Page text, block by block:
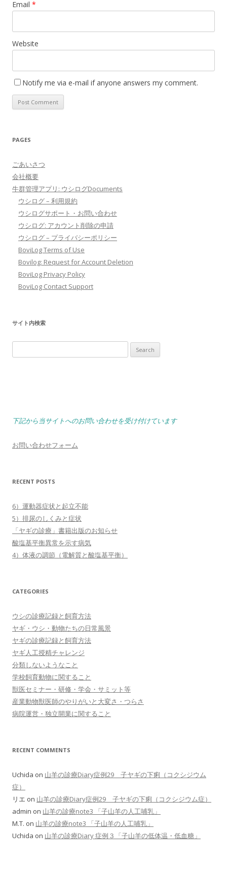
Email *
Website
Notify me via e-mail if anyone answers my comment.
PAGES
ごあいさつ
会社概要
牛群管理アプリ: ウシログDocuments
ウシログ – 利用規約
ウシログサポート・お問い合わせ
ウシログ: アカウント削除の申請
ウシログ – プライバシーポリシー
BoviLog Terms of Use
Bovilog: Request for Account Deletion
BoviLog Privacy Policy
BoviLog Contact Support
サイト内検索
for:
下記から当サイトへのお問い合わせを受け付けています
お問い合わせフォーム
RECENT POSTS
6）運動器症状と起立不能
5）排尿のしくみと症状
「ヤギの診療」書籍出版のお知らせ
酸塩基平衡異常を示す病気
4）体液の調節（電解質と酸塩基平衡）
CATEGORIES
ウシの診療記録と飼育方法
ヤギ・ウシ・動物たちの日常風景
ヤギの診療記録と飼育方法
ヤギ人工授精チャレンジ
分類しないようなこと
学校飼育動物に関すること
獣医セミナー・研修・学会・サミット等
産業動物獣医師のやりがいと大変さ・つらさ
病院運営・独立開業に関すること
RECENT COMMENTS
Uchida on 山羊の診療Diary症例29 子ヤギの下痢（コクシジウム
症）
リエ on 山羊の診療Diary症例29 子ヤギの下痢（コクシジウム症）
admin on 山羊の診療note3 「子山羊の人工哺乳」
M.T. on 山羊の診療note3 「子山羊の人工哺乳」
Uchida on 山羊の診療Diary 症例３「子山羊の低体温・低血糖」